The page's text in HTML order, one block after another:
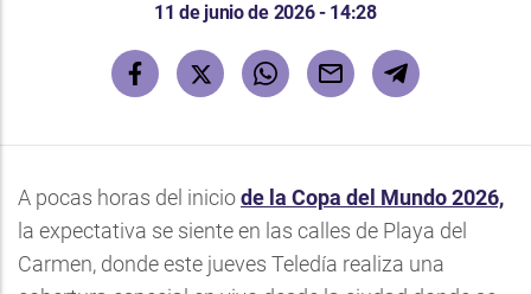
11 de junio de 2026 - 14:28
A pocas horas del iniciode la Copa del Mundo 2026,
la expectativa se siente en las calles de Playa del
Carmen, donde este jueves Teledía realiza una